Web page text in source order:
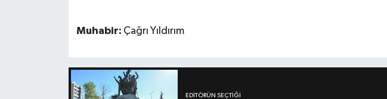
Muhabir: Çağrı Yıldırım
EDITÖRÜN SEÇTIĞI